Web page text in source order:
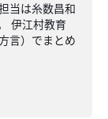
当は糸数昌和
伊江村教育
言）でまとめ